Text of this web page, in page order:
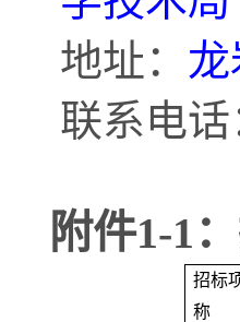
地址：
联系电话
附件1-1
招标
称